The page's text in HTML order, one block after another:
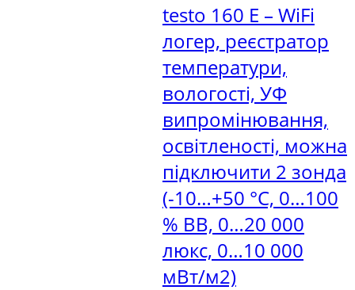
testo 160 E – WiFi
логер, реєстратор
температури,
вологості, УФ
випромінювання,
освітленості, можна
підключити 2 зонда
(-10…+50 °C, 0…100
% ВВ, 0…20 000
люкс, 0…10 000
мВт/м2)